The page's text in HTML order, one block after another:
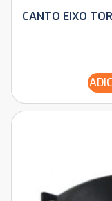
CANTO EIXO